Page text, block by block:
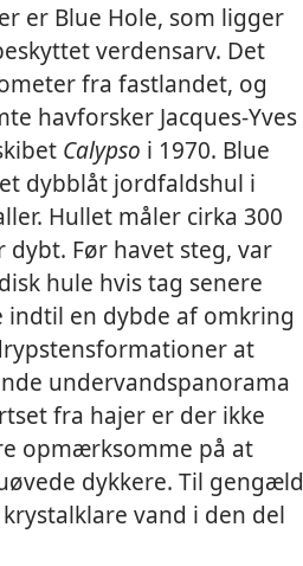
er Blue Hole, som ligger
verdensarv. Det
fra fastlandet, og
havforsker Jacques-Yves
Calypso i 1970. Blue
dybblåt jordfaldshul i
Hullet måler cirka 300
Før havet steg, var
hule hvis tag senere
en dybde af omkring
at
undervandspanorama
fra hajer er der ikke
opmærksomme på at
dykkere. Til gengæld
vand i den del